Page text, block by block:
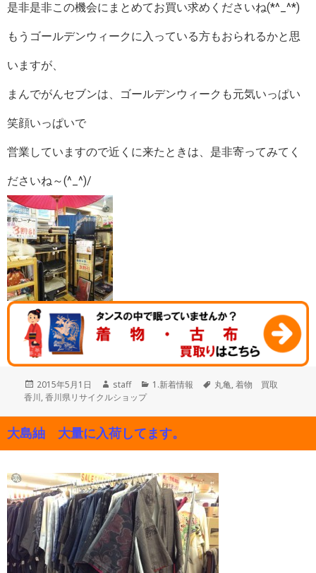
是非是非この機会にまとめてお買い求めくださいね(*^_^*)
もうゴールデンウィークに入っている方もおられるかと思
いますが、
まんでがんセブンは、ゴールデンウィークも元気いっぱい
笑顔いっぱいで
営業していますので近くに来たときは、是非寄ってみてく
ださいね～(^_^)/
投
稿
2015年5月1日
作
成
staff
カ
ー
1.新着情報
タ
丸亀,着物 買取
香川,香川県リサイクルショップ
大島紬 大量に入荷してます。